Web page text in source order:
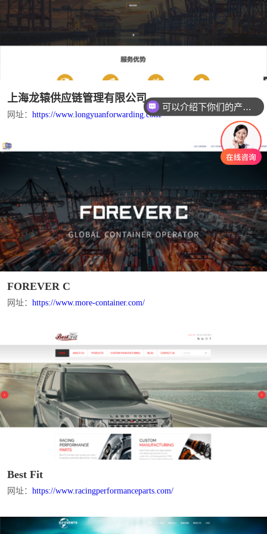
上海龙辕供应链管理有限公司
网址： https://www.longyuanforwarding.com/
FOREVER C
网址： https://www.more-container.com/
Best Fit
网址： https://www.racingperformanceparts.com/